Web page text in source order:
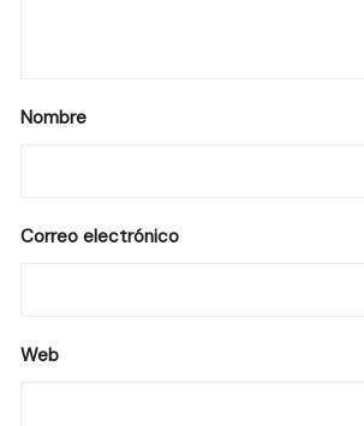
Nombre
Correo electrónico
Web